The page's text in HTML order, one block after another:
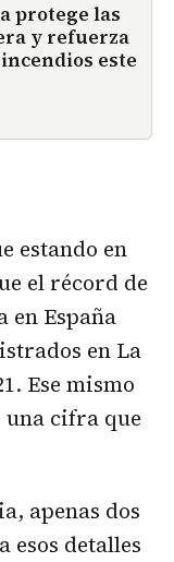
protege las
y refuerza
este
estando en
el récord de
en España
en La
Ese mismo
una cifra que
apenas dos
esos detalles